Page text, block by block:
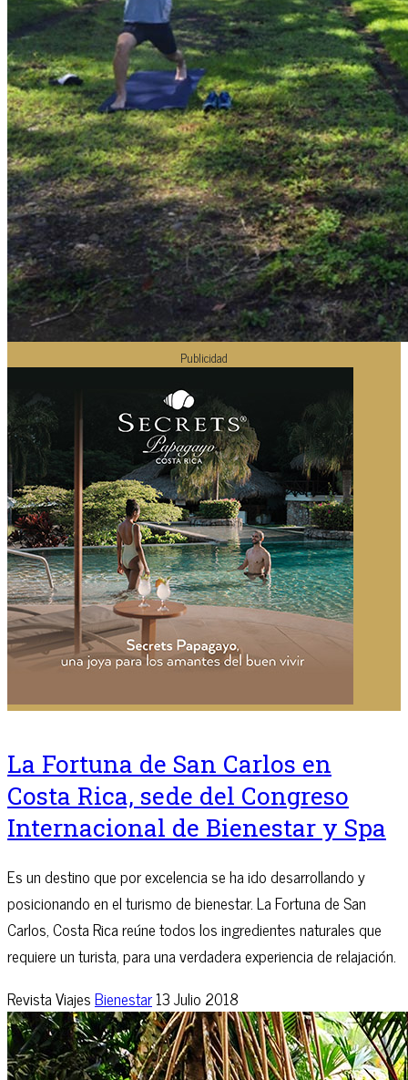
Publicidad
La Fortuna de San Carlos en
Costa Rica, sede del Congreso
Internacional de Bienestar y Spa
Es un destino que por excelencia se ha ido desarrollando y
posicionando en el turismo de bienestar. La Fortuna de San
Carlos, Costa Rica reúne todos los ingredientes naturales que
requiere un turista, para una verdadera experiencia de relajación.
Revista ViajesBienestar13 Julio 2018